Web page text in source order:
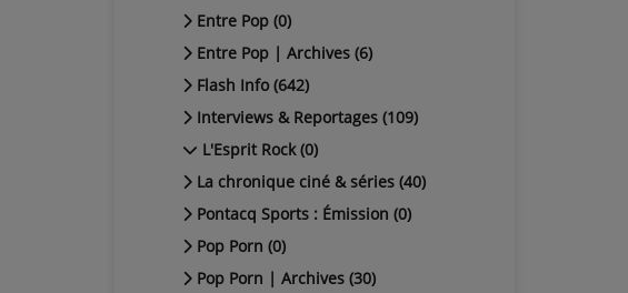
Entre Pop (0)
Entre Pop | Archives (6)
Flash Info (642)
Interviews & Reportages (109)
L'Esprit Rock (0)
La chronique ciné & séries (40)
Pontacq Sports : Émission (0)
Pop Porn (0)
Pop Porn | Archives (30)